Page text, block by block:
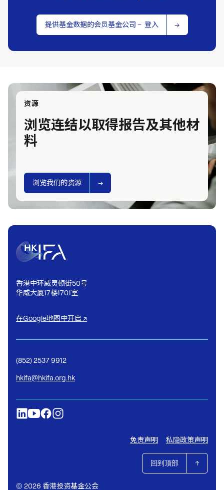
提供基金数 据的会员基金公司 – 登入
资源
浏览连结以取得报告及其他材
料
浏览我们的资源
香港中环威灵顿街50号
华威大厦17楼1701室
在Google地图中开启 ↗
(852) 2537 9912
hkifa@hkifa.org.hk
© 2026 香港投资基金公会
免责声明 私隐政策声明
回到顶部